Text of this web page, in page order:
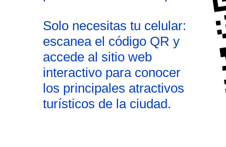
Solo necesitas tu celular:
escanea el código QR y
accede al sitio web
interactivo para conocer
los principales atractivos
turísticos de la ciudad.